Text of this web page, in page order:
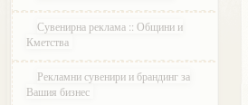
Сувенирна реклама :: Общини и
Кметства
Рекламни сувенири и брандинг за
Вашия бизнес